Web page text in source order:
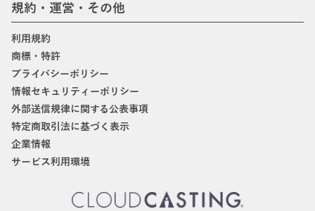
規約・運営・その他
利用規約
商標・特許
プライバシーポリシー
情報セキュリティーポリシー
外部送信規律に関する公表事項
特定商取引法に基づく表示
企業情報
サービス利用環境